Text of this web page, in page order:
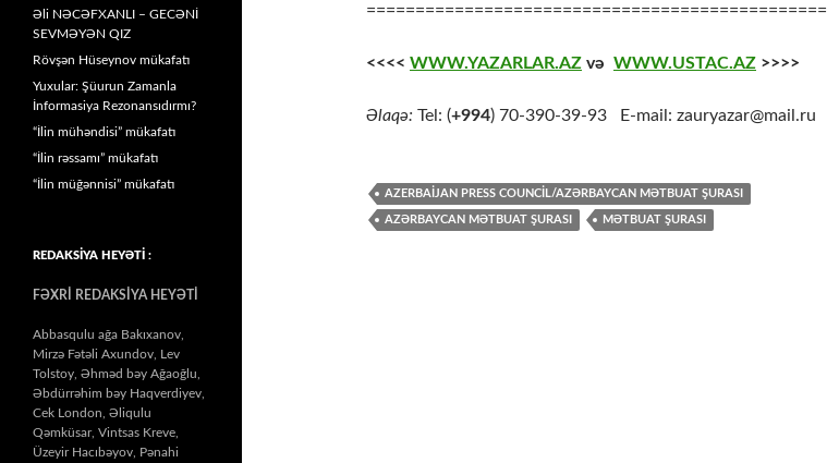
===============================================
<<<< WWW.YAZARLAR.AZ və WWW.USTAC.AZ >>>>
Əlaqə: Tel: (+994) 70-390-39-93 E-mail: zauryazar@mail.ru
AZERBAIJAN PRESS COUNCIL/AZƏRBAYCAN MƏTBUAT ŞURASI
AZƏRBAYCAN MƏTBUAT ŞURASI MƏTBUAT ŞURASI
Əli NƏCƏFXANLI – GECƏNİ
SEVMƏYƏN QIZ
Rövşən Hüseynov mükafatı
Yuxular: Şüurun Zamanla
İnformasiya Rezonansıdırmı?
“İlin mühəndisi” mükafatı
“İlin rəssamı” mükafatı
“İlin müğənnisi” mükafatı
REDAKSİYA HEYƏTİ :
FƏXRİ REDAKSİYA HEYƏTİ
Abbasqulu ağa Bakıxanov,
Mirzə Fətəli Axundov, Lev
Tolstoy, Əhməd bəy Ağaoğlu,
Əbdürrəhim bəy Haqverdiyev,
Cek London, Əliqulu
Qəmküsar, Vintsas Kreve,
Üzeyir Hacıbəyov, Pənahi